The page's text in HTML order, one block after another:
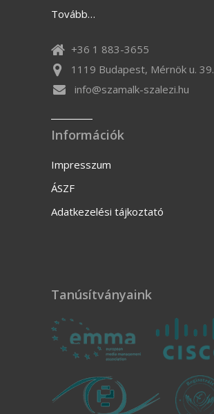
Tovább…
+36 1 883-3655
1119 Budapest, Mérnök u. 39.
info@szamalk-szalezi.hu
Információk
Impresszum
ÁSZF
Adatkezelési tájkoztató
Tanúsítványaink